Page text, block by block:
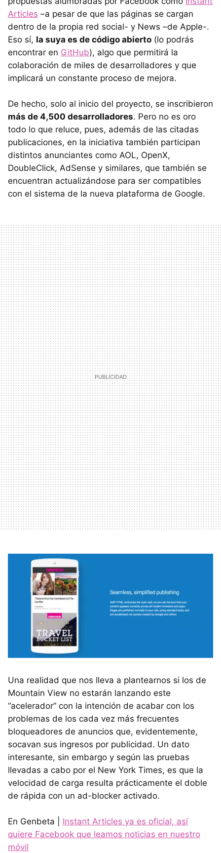
Articles –a pesar de que las páginas se cargan
dentro de la propia red social- y News –de Apple-.
Eso sí, la suya es de código abierto (lo podrás
encontrar en GitHub), algo que permitirá la
colaboración de miles de desarrolladores y que
implicará un constante proceso de mejora.
De hecho, solo al inicio del proyecto, se inscribieron
más de 4,500 desarrolladores. Pero no es oro
todo lo que reluce, pues, además de las citadas
publicaciones, en la iniciativa también participan
distintos anunciantes como AOL, OpenX,
DoubleClick, AdSense y similares, que también se
encuentran actualizándose para ser compatibles
con el sistema de la nueva plataforma de Google.
Una realidad que nos lleva a plantearnos si los de
Mountain View no estarán lanzando este
“acelerador” con la intención de acabar con los
problemas de los cada vez más frecuentes
bloqueadores de anuncios que, evidentemente,
socavan sus ingresos por publicidad. Un dato
interesante, sin embargo y según las pruebas
llevadas a cabo por el New York Times, es que la
velocidad de carga resulta prácticamente el doble
de rápida con un ad-blocker activado.
En Genbeta | Instant Articles ya es oficial, así
quiere Facebook que leamos noticias en nuestro
móvil